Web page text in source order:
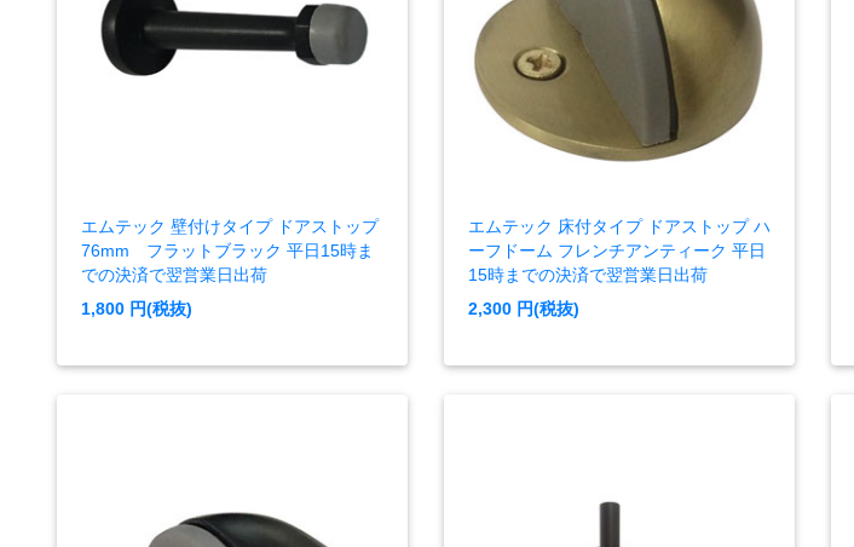
エムテック 壁付けタイプ ドアストップ
76mm フラットブラック 平日15時ま
での決済で翌営業日出荷
1,800 円(税抜)
エムテック 床付タイプ ドアストップ ハ
ーフドーム フレンチアンティーク 平日
15時までの決済で翌営業日出荷
2,300 円(税抜)